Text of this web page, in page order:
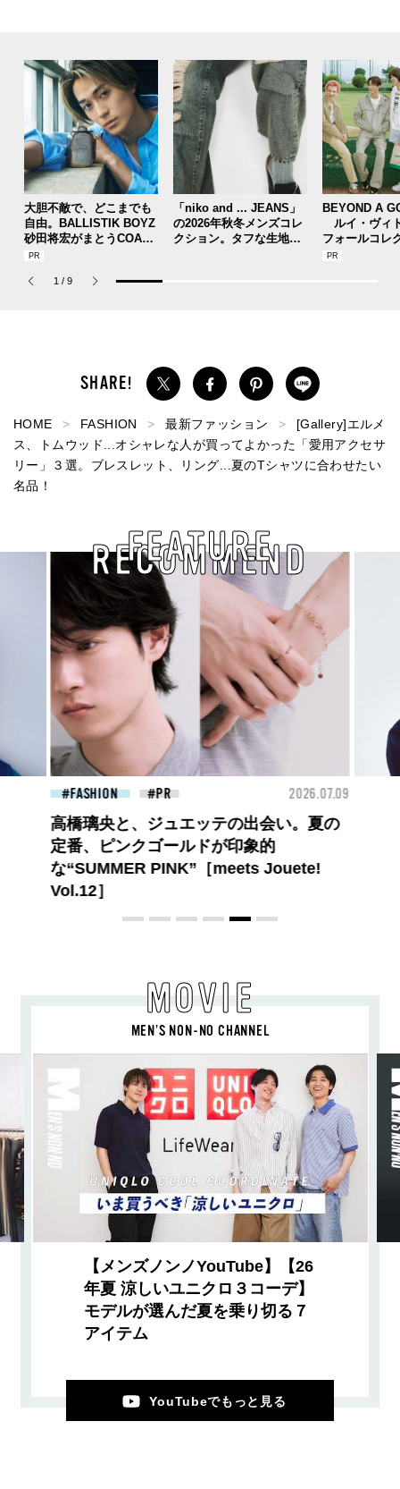
大胆不敵で、どこまでも
自由。BALLISTIK BOYZ
砂田将宏がまとうCOACH
の新作フレグランス「コ
パルファム」
「niko and ... JEANS」
の2026年秋冬メンズコレ
クション。タフな生地、
BEYOND A
ルイ・ヴィ
フォールコレ
描くプレッピ
1 / 9
HOME FASHION 最新ファッション
[Gallery]エルメ
ス、トムウッド...オシャレな人が買ってよかった「愛用アクセサ
リー」３選。ブレスレット、リング...夏のTシャツに合わせたい
名品！
RECOMMEND
FEATURE
FASHION 2026.07.09
【PRADA × NI-KI(ENHYPEN)】時をかけ
る、ニューモード
MOVIE
MEN’S NON-NO CHANNEL
【メンズノンノYouTube】【26
年夏 涼しいユニクロ３コーデ】
モデルが選んだ夏を乗り切る７
アイテム
YouTubeでもっと見る